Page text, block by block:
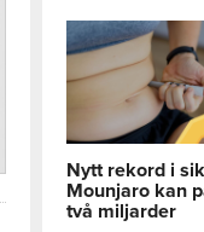
Nytt rekord i
Mounjaro kan
två miljarder